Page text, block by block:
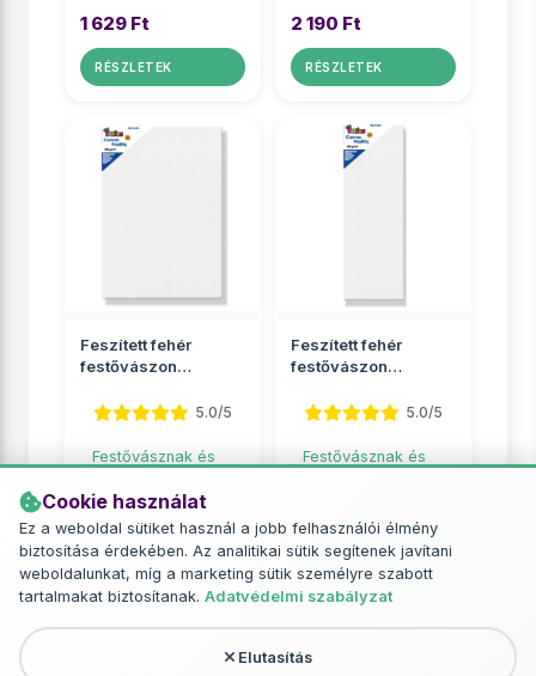
Cookie használat
Ez a weboldal sütiket használ a jobb felhasználói élmény
biztosítása érdekében. Az analitikai sütik segítenek javítani
weboldalunkat, míg a marketing sütik személyre szabott
tartalmakat biztosítanak. Adatvédelmi szabályzat
Elutasítás
1 629 Ft
RÉSZLETEK
2 190 Ft
RÉSZLETEK
Feszített fehér
festővászon
5.0/5
Festővásznak és
2 849 Ft
RÉSZLETEK
Feszített fehér
festővászon
5.0/5
Festővásznak és
4 049 Ft
RÉSZLETEK